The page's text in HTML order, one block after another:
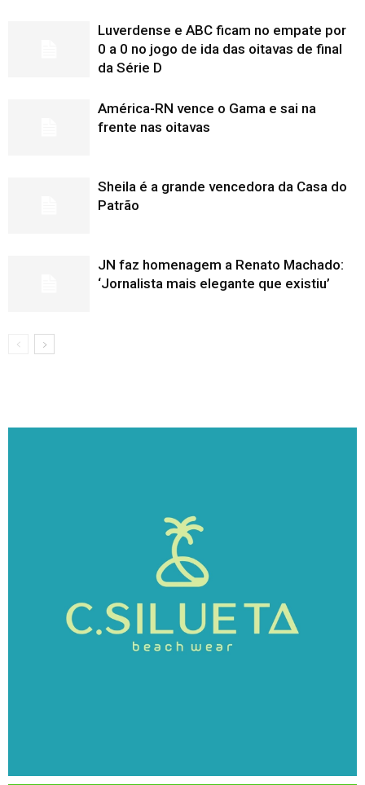
Luverdense e ABC ficam no empate por
0 a 0 no jogo de ida das oitavas de final
da Série D
América-RN vence o Gama e sai na
frente nas oitavas
Sheila é a grande vencedora da Casa do
Patrão
JN faz homenagem a Renato Machado:
‘Jornalista mais elegante que existiu’